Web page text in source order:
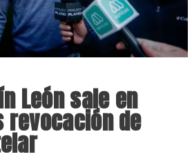
León sale en
de